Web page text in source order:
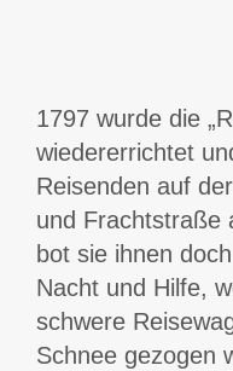
1797 wurde die
wiedererrichtet
Reisenden auf
und Frachtstraße
bot sie ihnen
Nacht und Hilfe,
schwere
Schnee gezogen